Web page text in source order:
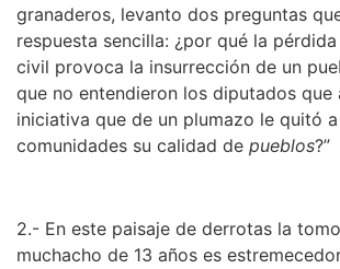
granaderos, levanto dos preguntas
respuesta sencilla: ¿por qué la
civil provoca la insurrección de un
que no entendieron los diputados que
iniciativa que de un plumazo le quitó
comunidades su calidad de pueblos?”
2.- En este paisaje de derrotas la
muchacho de 13 años es